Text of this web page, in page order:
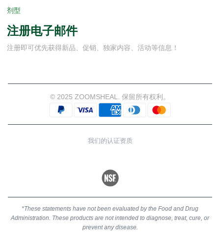
剂型
注册电子邮件
注册即可优先获得新品、促销、独家内容、活动等信息！
© 2025 ZOOMSHEAL. 保留所有权利。
我们的认证资质
*These statements have not been evaluated by the Food and Drug
Administration. These products are not intended to diagnose, treat, cure, or
prevent any disease.